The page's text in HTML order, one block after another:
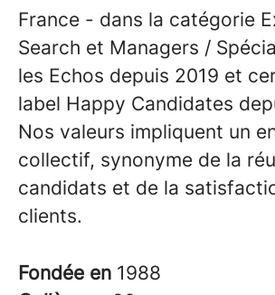
France - dans la catégorie
Search et Managers /
les Echos depuis 2019 et
label Happy Candidates
Nos valeurs impliquent un
collectif, synonyme de la
candidats et de la
clients.
Fondée en 1988